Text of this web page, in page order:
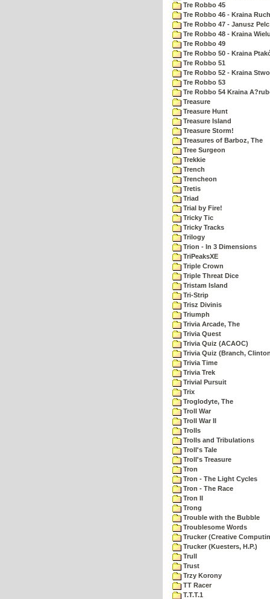
Tre Robbo 45
Tre Robbo 46 - Kraina
Tre Robbo 47 - Janusz
Tre Robbo 48 - Kraina
Tre Robbo 49
Tre Robbo 50 - Kraina
Tre Robbo 51
Tre Robbo 52 - Kraina
Tre Robbo 53
Tre Robbo 54 Kraina
Treasure
Treasure Hunt
Treasure Island
Treasure Storm!
Treasures of Barboz, The
Tree Surgeon
Trekkie
Trench
Trencheon
Tretis
Triad
Trial by Fire!
Tricky Tic
Tricky Tracks
Trilogy
Trion - In 3 Dimensions
TriPeaksXE
Triple Crown
Triple Threat Dice
Tristam Island
Tri-Strip
Trisz Divinis
Triumph
Trivia Arcade, The
Trivia Quest
Trivia Quiz (ACAOC)
Trivia Quiz (Branch,
Trivia Time
Trivia Trek
Trivial Pursuit
Trix
Troglodyte, The
Troll War
Troll War II
Trolls
Trolls and Tribulations
Troll's Tale
Troll's Treasure
Tron
Tron - The Light Cycles
Tron - The Race
Tron II
Trong
Trouble with the Bubble
Troublesome Words
Trucker (Creative
Trucker (Kuesters, H.P.)
Trull
Trust
Trzy Korony
TT Racer
T.T.T.1